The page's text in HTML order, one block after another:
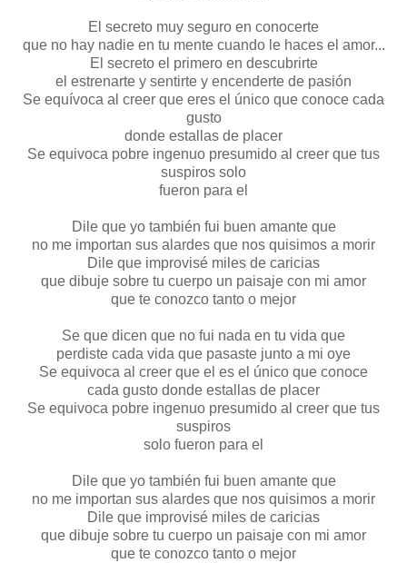
El secreto muy seguro en conocerte
que no hay nadie en tu mente cuando le haces el amor...
El secreto el primero en descubrirte
el estrenarte y sentirte y encenderte de pasión
Se equívoca al creer que eres el único que conoce cada
gusto
donde estallas de placer
Se equivoca pobre ingenuo presumido al creer que tus
suspiros solo
fueron para el
Dile que yo también fui buen amante que
no me importan sus alardes que nos quisimos a morir
Dile que improvisé miles de caricias
que dibuje sobre tu cuerpo un paisaje con mi amor
que te conozco tanto o mejor
Se que dicen que no fui nada en tu vida que
perdiste cada vida que pasaste junto a mi oye
Se equivoca al creer que el es el único que conoce
cada gusto donde estallas de placer
Se equivoca pobre ingenuo presumido al creer que tus
suspiros
solo fueron para el
Dile que yo también fui buen amante que
no me importan sus alardes que nos quisimos a morir
Dile que improvisé miles de caricias
que dibuje sobre tu cuerpo un paisaje con mi amor
que te conozco tanto o mejor